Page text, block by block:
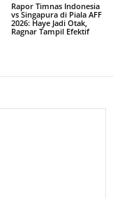
Rapor Timnas Indonesia
vs Singapura di Piala AFF
2026: Haye Jadi Otak,
Ragnar Tampil Efektif